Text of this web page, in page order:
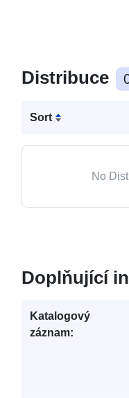
Distribuce
Sort
No
Doplňující
Katalogový
záznam: